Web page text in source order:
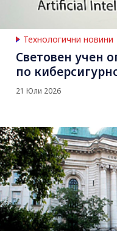
Технологични новини
Световен учен
по
21 Юли 2026